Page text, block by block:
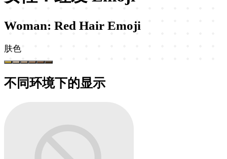
Woman: Red Hair Emoji
肤色
不同环境下的显示